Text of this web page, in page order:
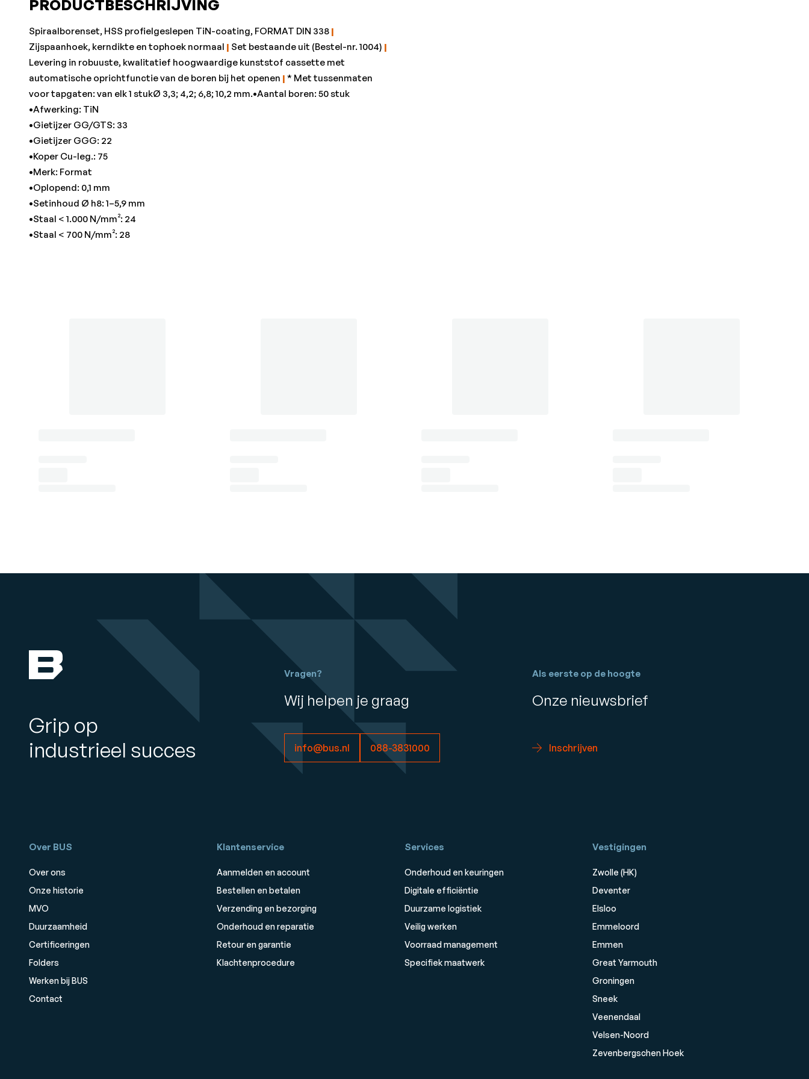
PRODUCTBESCHRIJVING
Spiraalborenset, HSS profielgeslepen TiN-coating, FORMAT DIN 338 |
Zijspaanhoek, kerndikte en tophoek normaal | Set bestaande uit (Bestel-nr. 1004) |
Levering in robuuste, kwalitatief hoogwaardige kunststof cassette met
automatische oprichtfunctie van de boren bij het openen | * Met tussenmaten
voor tapgaten: van elk 1 stukØ 3,3; 4,2; 6,8; 10,2 mm.•Aantal boren: 50 stuk
•Afwerking: TiN
•Gietijzer GG/GTS: 33
•Gietijzer GGG: 22
•Koper Cu-leg.: 75
•Merk: Format
•Oplopend: 0,1 mm
•Setinhoud Ø h8: 1–5,9 mm
•Staal < 1.000 N/mm²: 24
•Staal < 700 N/mm²: 28
Grip op
industrieel succes
Vragen?
Wij helpen je graag
info@bus.nl 088-3831000
Als eerste op de hoogte
Onze nieuwsbrief
Inschrijven
Over BUS
Over ons
Onze historie
MVO
Duurzaamheid
Certificeringen
Folders
Werken bij BUS
Contact
Klantenservice
Aanmelden en account
Bestellen en betalen
Verzending en bezorging
Onderhoud en reparatie
Retour en garantie
Klachtenprocedure
Services
Onderhoud en keuringen
Digitale efficiëntie
Duurzame logistiek
Veilig werken
Voorraad management
Specifiek maatwerk
Vestigingen
Zwolle (HK)
Deventer
Elsloo
Emmeloord
Emmen
Great Yarmouth
Groningen
Sneek
Veenendaal
Velsen-Noord
Zevenbergschen Hoek